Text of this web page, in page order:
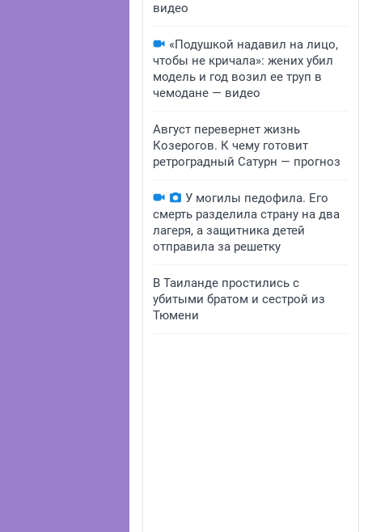
видео
«Подушкой надавил на лицо,
чтобы не кричала»: жених убил
модель и год возил ее труп в
чемодане — видео
Август перевернет жизнь
Козерогов. К чему готовит
ретроградный Сатурн — прогноз
У могилы педофила. Его
смерть разделила страну на два
лагеря, а защитника детей
отправила за решетку
В Таиланде простились с
убитыми братом и сестрой из
Тюмени